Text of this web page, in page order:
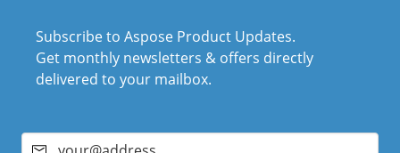
Subscribe to Aspose Product Updates.
Get monthly newsletters & offers directly
delivered to your mailbox.